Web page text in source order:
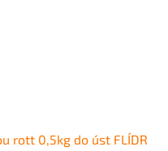
rott 0,5kg do úst FLÍDR